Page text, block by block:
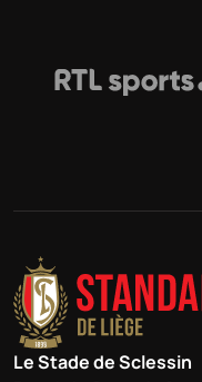
Le Stade de Sclessin